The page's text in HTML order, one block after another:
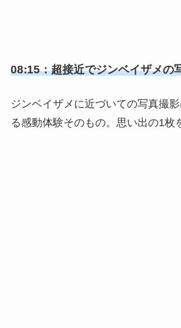
08:15：超接近でジンベイザメの
ジンベイザメに近づいての写真撮
る感動体験そのもの。思い出の1枚